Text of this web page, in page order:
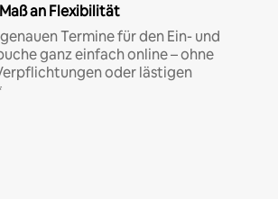
an Flexibilität
Termine für den Ein- und
ganz einfach online – ohne
oder lästigen